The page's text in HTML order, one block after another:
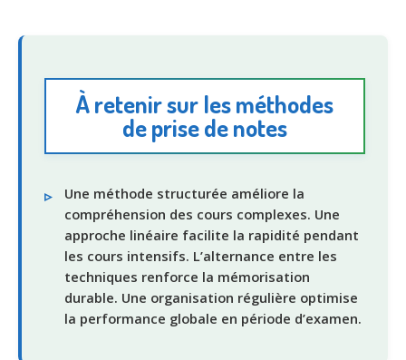
À retenir sur les méthodes
de prise de notes
Une méthode structurée améliore la
compréhension des cours complexes. Une
approche linéaire facilite la rapidité pendant
les cours intensifs. L’alternance entre les
techniques renforce la mémorisation
durable. Une organisation régulière optimise
la performance globale en période d’examen.